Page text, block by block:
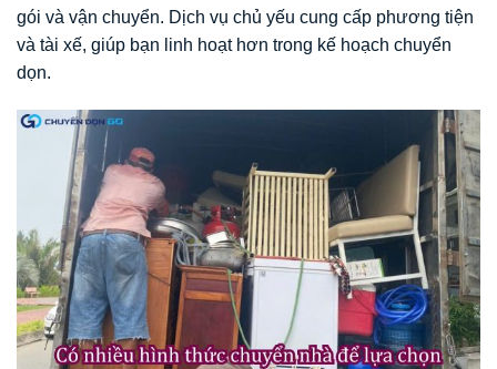
gói và vận chuyển. Dịch vụ chủ yếu cung cấp phương tiện
và tài xế, giúp bạn linh hoạt hơn trong kế hoạch chuyển
dọn.